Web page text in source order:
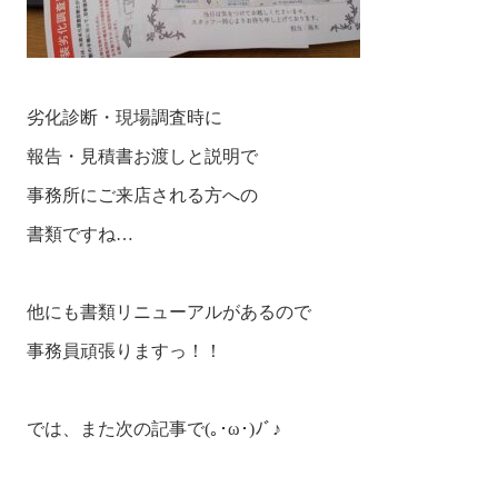
劣化診断・現場調査時に
報告・見積書お渡しと説明で
事務所にご来店される方への
書類ですね…
他にも書類リニューアルがあるので
事務員頑張りますっ！！
では、また次の記事で(｡･ω･)ﾉﾞ♪